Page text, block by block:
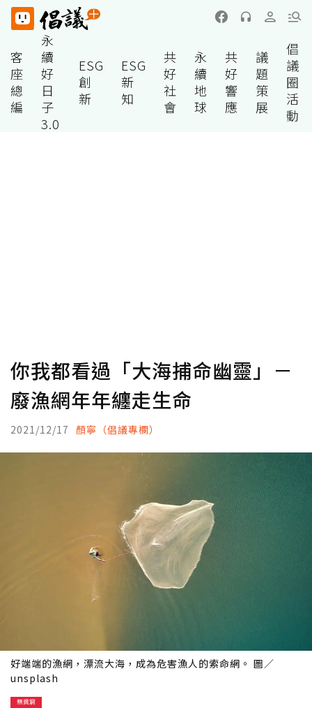
客
座
總
編
永
續
好
日
子
3.0
ESG
創
新
ESG
新
知
共
好
社
會
永
續
地
球
共
好
響
應
議
題
策
展
倡
議
圈
活
動
你我都看過「大海捕命幽靈」－
廢漁網年年纏走生命
2021/12/17 顏寧（倡議專欄）
好端端的漁網，漂流大海，成為危害漁人的索命網。 圖／
unsplash